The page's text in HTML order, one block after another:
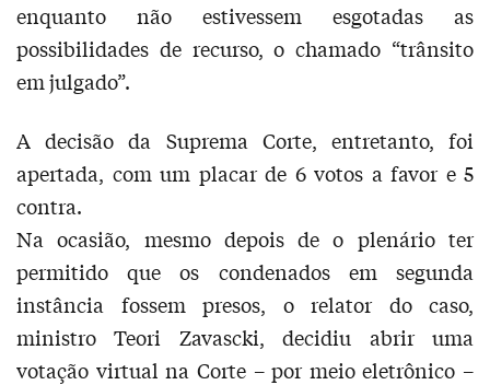
enquanto não estivessem esgotadas as
possibilidades de recurso, o chamado “trânsito
em julgado”.
A decisão da Suprema Corte, entretanto, foi
apertada, com um placar de 6 votos a favor e 5
contra.
Na ocasião, mesmo depois de o plenário ter
permitido que os condenados em segunda
instância fossem presos, o relator do caso,
ministro Teori Zavascki, decidiu abrir uma
votação virtual na Corte – por meio eletrônico –